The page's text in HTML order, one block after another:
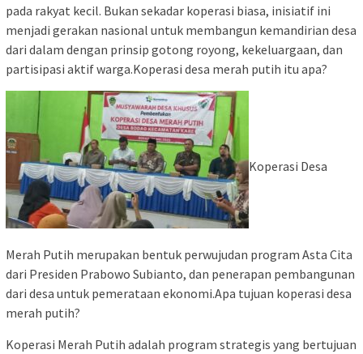
pada rakyat kecil. Bukan sekadar koperasi biasa, inisiatif ini
menjadi gerakan nasional untuk membangun kemandirian desa
dari dalam dengan prinsip gotong royong, kekeluargaan, dan
partisipasi aktif warga.Koperasi desa merah putih itu apa?
Koperasi Desa
Merah Putih merupakan bentuk perwujudan program Asta Cita
dari Presiden Prabowo Subianto, dan penerapan pembangunan
dari desa untuk pemerataan ekonomi.Apa tujuan koperasi desa
merah putih?
Koperasi Merah Putih adalah program strategis yang bertujuan